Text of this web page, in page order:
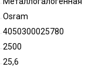
Osram
4050300025780
2500
25,6